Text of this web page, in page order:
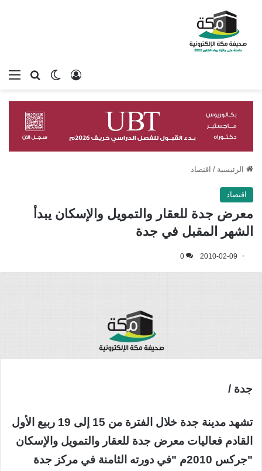
بحثالوضع
تسجيل الدخول
الرئيسية / اقتصاد
اقتصاد
معرض جدة للعقار والتمويل والإسكان يبدأ
الشهر المقبل في جدة
2010-02-09
0
جدة /
تشهد مدينة جدة خلال الفترة من 15 إلى 19 ربيع الأول
القادم فعاليات معرض جدة للعقار والتمويل والإسكان
"جركس 2010م "في دورته الثامنة في مركز جدة